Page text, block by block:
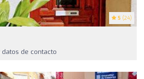
5 (24)
de contacto